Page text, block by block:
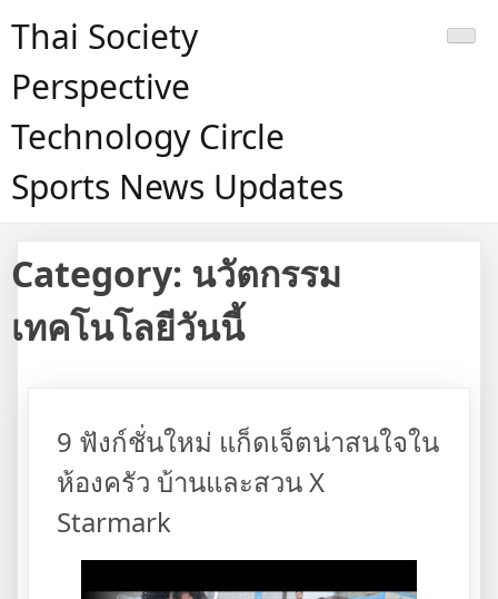
Thai Society
Perspective
Technology Circle
Sports News Updates
Category: นวัตกรรม
เทคโนโลยีวันนี้
9 ฟังก์ชั่นใหม่ แก็ดเจ็ตน่าสนใจใน
ห้องครัว บ้านและสวน X
Starmark